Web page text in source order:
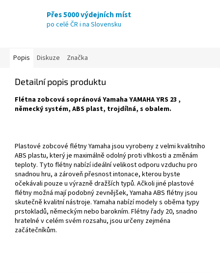
Přes 5000 výdejních míst
po celé ČR i na Slovensku
Popis Diskuze Značka
Detailní popis produktu
Flétna zobcová sopránová Yamaha YAMAHA YRS 23 ,
německý systém, ABS plast, trojdílná, s obalem.
Plastové zobcové flétny Yamaha jsou vyrobeny z velmi kvalitního
ABS plastu, který je maximálně odolný proti vlhkosti a změnám
teploty. Tyto flétny nabízí ideální velikost odporu vzduchu pro
snadnou hru, a zároveň přesnost intonace, kterou byste
očekávali pouze u výrazně dražších typů. Ačkoli jiné plastové
flétny možná mají podobný zevnějšek, Yamaha ABS flétny jsou
skutečně kvalitní nástroje. Yamaha nabízí modely s oběma typy
prstokladů, německým nebo barokním. Flétny řady 20, snadno
hratelné v celém svém rozsahu, jsou určeny zejména
začátečníkům.